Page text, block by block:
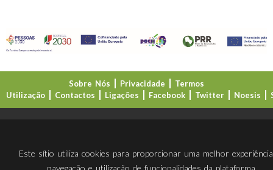
Sobre Nós Privacidade
Termos
Utilização
Contactos Ligações Facebook Twitter Noesis
Este sítio utiliza cookies para proporcionar uma melhor
navegação e utilização de funcionalidades da plataforma.